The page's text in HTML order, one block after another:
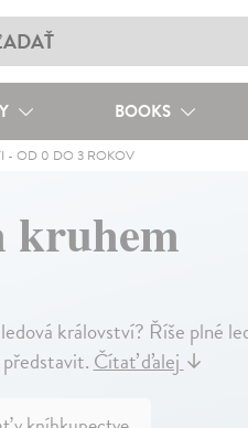
BOOKS
- OD 0 DO 3 ROKOV
kruhem
království? Říše plné
představit.Čítať ďalej↓